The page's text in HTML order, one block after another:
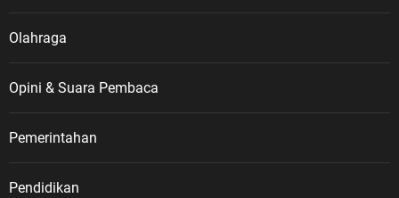
Olahraga
Opini & Suara Pembaca
Pemerintahan
Pendidikan